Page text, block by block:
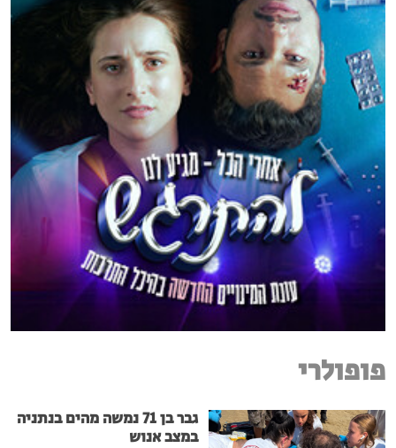
פופולרי
גבר בן 71 נמשה מהים בנתניה
במצב אנוש